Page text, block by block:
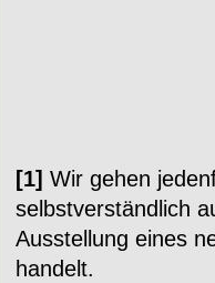
[1] Wir gehen
selbstverständlich
Ausstellung eines
handelt.